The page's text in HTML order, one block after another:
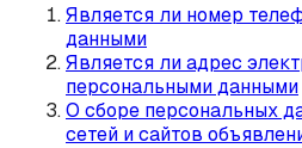
Является ли номер
данными
Является ли адрес
персональными данными
О сборе персональных
сетей и сайтов